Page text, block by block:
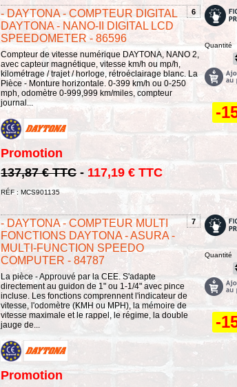
6
- DAYTONA - COMPTEUR DIGITAL
DAYTONA - NANO-II DIGITAL LCD
SPEEDOMETER - 86596
Compteur de vitesse numérique DAYTONA, NANO 2,
avec capteur magnétique, vitesse km/h ou mp/h,
kilométrage / trajet / horloge, rétroéclairage blanc. La
Pièce - Monture horizontale. 0-399 km/h ou 0-250
mph, odomètre 0-999,999 km/miles, compteur
journal...
Promotion
137,87 € TTC - 117,19 € TTC
RÉF : MCS901135
Quantité
-
7
- DAYTONA - COMPTEUR MULTI
FONCTIONS DAYTONA - ASURA -
MULTI-FUNCTION SPEEDO
COMPUTER - 84787
La pièce - Approuvé par la CEE. S'adapte
directement au guidon de 1" ou 1-1/4" avec pince
incluse. Les fonctions comprennent l'indicateur de
vitesse, l'odomètre (KMH ou MPH), la mémoire de
vitesse maximale et le rappel, le régime, la double
jauge de...
Promotion
Quantité
-